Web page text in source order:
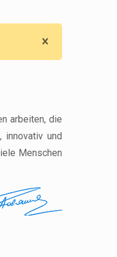
arbeiten, die
innovativ und
Menschen